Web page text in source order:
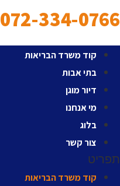
072-334-0766
קוד משרד הבריאות
בתי אבות
דיור מוגן
מי אנחנו
בלוג
צור קשר
תפריט
קוד משרד הבריאות